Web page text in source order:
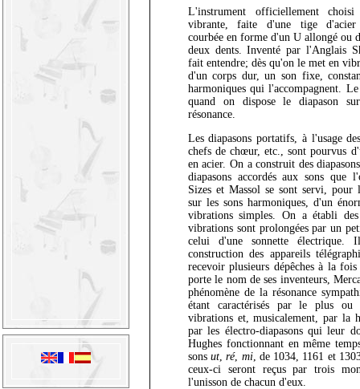
L'instrument officiellement
vibrante, faite d'une tige d'acier
courbée en forme d'un U allongé ou
deux dents. Inventé par l'Anglais
fait entendre; dès qu'on le met en
d'un corps dur, un son fixe,
harmoniques qui l'accompagnent.
quand on dispose le diapason
résonance.
Les diapasons portatifs, à l'usage
chefs de chœur, etc., sont pourvus
en acier. On a construit des
diapasons accordés aux sons que
Sizes et Massol se sont servi, pour
sur les sons harmoniques, d'un
vibrations simples. On a établi
vibrations sont prolongées par un
celui d'une sonnette électrique.
construction des appareils
recevoir plusieurs dépêches à la
porte le nom de ses inventeurs,
phénomène de la résonance
étant caractérisés par le plus
vibrations et, musicalement, par la
par les électro-diapasons qui leur
Hughes fonctionnant en même
sons ut,ré, mi, de 1034, 1161 et
ceux-ci seront reçus par trois
l'unisson de chacun d'eux.